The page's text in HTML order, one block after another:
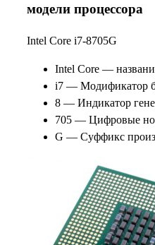
Intel
Около 4
Дешевые ноутбуки —
Срок службы
модели процессора
Intel Core i7-8705G
Intel Core —
i7 — Модификатор
8 — Индикатор
705 — Цифровые
G — Суффикс